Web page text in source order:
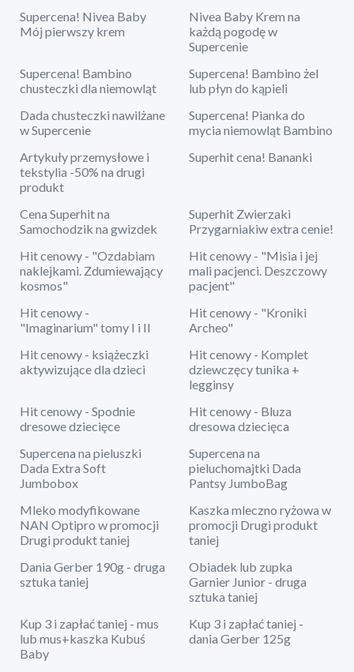
Supercena! Nivea Baby
Mój pierwszy krem
Nivea Baby Krem na
każdą pogodę w
Supercenie
Supercena! Bambino
chusteczki dla niemowląt
Supercena! Bambino żel
lub płyn do kąpieli
Dada chusteczki nawilżane
w Supercenie
Supercena! Pianka do
mycia niemowląt Bambino
Artykuły przemysłowe i
tekstylia -50% na drugi
produkt
Superhit cena! Bananki
Cena Superhit na
Samochodzik na gwizdek
Superhit Zwierzaki
Przygarniakiw extra cenie!
Hit cenowy - "Ozdabiam
naklejkami. Zdumiewający
kosmos"
Hit cenowy - "Misia i jej
mali pacjenci. Deszczowy
pacjent"
Hit cenowy -
"Imaginarium" tomy I i II
Hit cenowy - "Kroniki
Archeo"
Hit cenowy - książeczki
aktywizujące dla dzieci
Hit cenowy - Komplet
dziewczęcy tunika +
legginsy
Hit cenowy - Spodnie
dresowe dziecięce
Hit cenowy - Bluza
dresowa dziecięca
Supercena na pieluszki
Dada Extra Soft
Jumbobox
Supercena na
pieluchomajtki Dada
Pantsy JumboBag
Mleko modyfikowane
NAN Optipro w promocji
Drugi produkt taniej
Kaszka mleczno ryżowa w
promocji Drugi produkt
taniej
Dania Gerber 190g - druga
sztuka taniej
Obiadek lub zupka
Garnier Junior - druga
sztuka taniej
Kup 3 i zapłać taniej - mus
lub mus+kaszka Kubuś
Baby
Kup 3 i zapłać taniej -
dania Gerber 125g